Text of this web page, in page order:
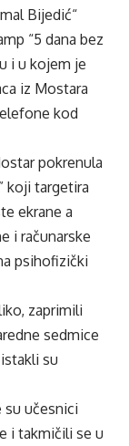
Bijedić“
“5 dana bez
i u kojem je
iz Mostara
kod
pokrenula
koji targetira
ekrane a
i računarske
psihofizički
zaprimili
sedmice
su
su učesnici
i takmičili se u